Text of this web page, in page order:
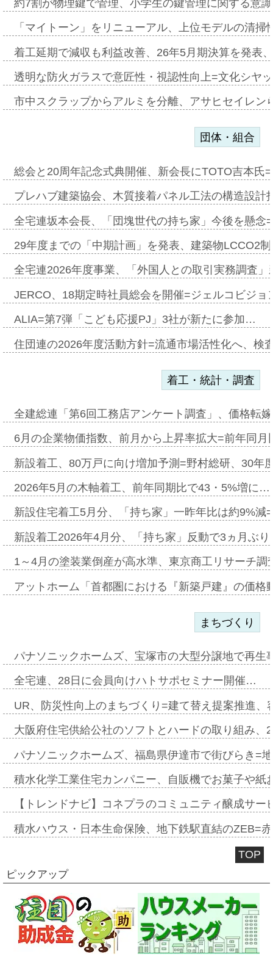
約7割が物理鍵で管理、小学生の鍵管理に関する意
「マイトーン」をリニューアル、上位モデルの清
着工延期で減収も利益改善、26年5月期決算を発表
透明な防火ガラスで意匠性・視認性向上=文化シヤ
市中スクラップからアルミを分離、アサヒセイレ
団体・組合
総会と20周年記念式典開催、新会長にTOTO吉本氏
プレハブ建築協会、木質接着パネル工法の構造設
全宅連坂本会長、「団塊世代の持ち家」今後を懸
29年度までの「中期計画」を発表、建築物LCCO2
全宅連2026年度事業、「外国人との取引実務調査
JERCO、18期定時社員総会を開催=ジェルコビジ
ALIA=第7弾「こども応援PJ」3社が新たに参加…
住団連の2026年度活動方針=流通市場活性化へ、検
着工・統計・調査
全建総連「第6回工務店アンケート調査」、価格転
6月の企業物価指数、前月から上昇率拡大=前年同
新設着工、80万戸に向け増加予測=野村総研、30年
2026年5月の木軸着工、前年同期比で43・5%増に…
新設住宅着工5月分、「持ち家」一昨年比は約9%
新設着工2026年4月分、「持ち家」反動で3ヵ月ぶ
1～4月の塗装業倒産が高水準、東京商工リサーチ
アットホーム「首都圏における『新築戸建』の価
まちづくり
パナソニックホームズ、宝塚市の大型分譲地で再
全宅連、28日に会員向けハトサポセミナー開催…
UR、防災性向上のまちづくり=建て替え提案推進
大阪府住宅供給公社のソフトとハードの取り組み
パナソニックホームズ、福島県伊達市で街びらき=
積水化学工業住宅カンパニー、自販機でお菓子や
【トレンドナビ】コネプラのコミュニティ醸成サ
積水ハウス・日本生命保険、地下鉄駅直結のZEB=
TOP
ピックアップ